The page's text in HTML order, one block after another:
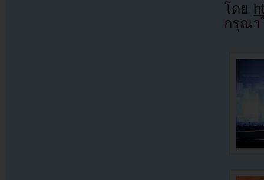
โดย
กรุณา